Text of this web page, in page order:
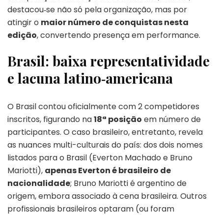
destacou‑se não só pela organização, mas por
atingir o maior número de conquistas nesta
edição, convertendo presença em performance.
Brasil: baixa representatividade
e lacuna latino‑americana
O Brasil contou oficialmente com 2 competidores
inscritos, figurando na18ª posição em número de
participantes. O caso brasileiro, entretanto, revela
as nuances multi-culturais do país: dos dois nomes
listados para o Brasil (Everton Machado e Bruno
Mariotti), apenas Everton é brasileiro de
nacionalidade; Bruno Mariotti é argentino de
origem, embora associado à cena brasileira. Outros
profissionais brasileiros optaram (ou foram